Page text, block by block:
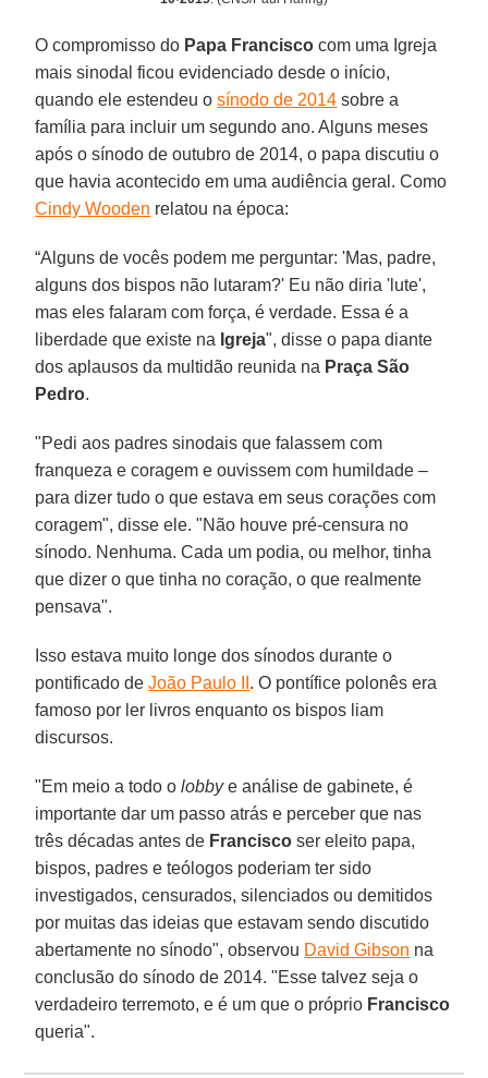
O compromisso do Papa Francisco com uma Igreja
mais sinodal ficou evidenciado desde o início,
quando ele estendeu osínodo de 2014 sobre a
família para incluir um segundo ano. Alguns meses
após o sínodo de outubro de 2014, o papa discutiu o
que havia acontecido em uma audiência geral. Como
Cindy Wooden relatou na época:
“Alguns de vocês podem me perguntar: 'Mas, padre,
alguns dos bispos não lutaram?' Eu não diria 'lute',
mas eles falaram com força, é verdade. Essa é a
liberdade que existe na Igreja", disse o papa diante
dos aplausos da multidão reunida na Praça São
Pedro.
"Pedi aos padres sinodais que falassem com
franqueza e coragem e ouvissem com humildade –
para dizer tudo o que estava em seus corações com
coragem", disse ele. "Não houve pré-censura no
sínodo. Nenhuma. Cada um podia, ou melhor, tinha
que dizer o que tinha no coração, o que realmente
pensava".
Isso estava muito longe dos sínodos durante o
pontificado deJoão Paulo II . O pontífice polonês era
famoso por ler livros enquanto os bispos liam
discursos.
"Em meio a todo olobbye análise de gabinete, é
importante dar um passo atrás e perceber que nas
três décadas antes de Francisco ser eleito papa,
bispos, padres e teólogos poderiam ter sido
investigados, censurados, silenciados ou demitidos
por muitas das ideias que estavam sendo discutido
abertamente no sínodo", observou David Gibson na
conclusão do sínodo de 2014. "Esse talvez seja o
verdadeiro terremoto, e é um que o próprio Francisco
queria".